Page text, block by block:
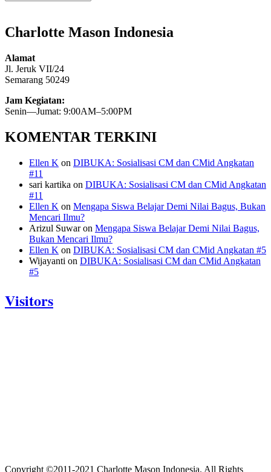
Charlotte Mason Indonesia
Alamat
Jl. Jeruk VII/24
Semarang 50249
Jam Kegiatan:
Senin—Jumat: 9:00AM–5:00PM
KOMENTAR TERKINI
Ellen K on DIBUKA: Sosialisasi CM dan CMid Angkatan
#11
sari kartika on DIBUKA: Sosialisasi CM dan CMid Angkatan
#11
Ellen K on Mengapa Siswa Belajar Demi Nilai Bagus, Bukan
Mencari Ilmu?
Arizul Suwaron Mengapa Siswa Belajar Demi Nilai Bagus,
Bukan Mencari Ilmu?
Ellen K on DIBUKA: Sosialisasi CM dan CMid Angkatan #5
Wijayanti on DIBUKA: Sosialisasi CM dan CMid Angkatan
#5
Visitors
Copyright ©2011-2021 Charlotte Mason Indonesia. All Rights